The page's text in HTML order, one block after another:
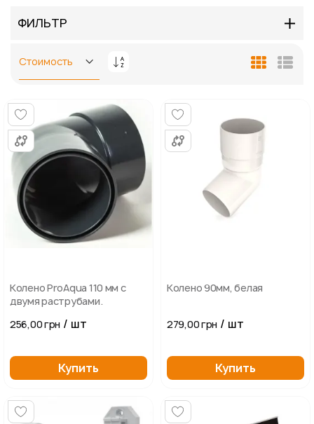
ФИЛЬТР
Задать
убыванию
Колено ProAqua 110 мм с
двумя раструбами.
256,00 грн / шт
Купить
Колено 90мм, белая
279,00 грн / шт
Купить